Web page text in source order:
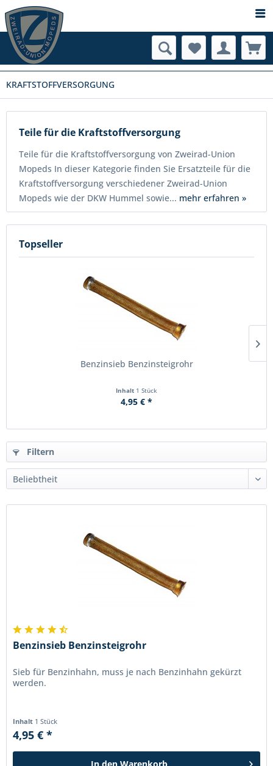
KRAFTSTOFFVERSORGUNG
Teile für die Kraftstoffversorgung
Teile für die Kraftstoffversorgung von Zweirad-Union
Mopeds In dieser Kategorie finden Sie Ersatzteile für die
Kraftstoffversorgung verschiedener Zweirad-Union
Mopeds wie der DKW Hummel sowie... mehr erfahren »
Topseller
Benzinsieb Benzinsteigrohr
Inhalt 1 Stück
4,95 € *
Filtern
Benzinsieb Benzinsteigrohr
Sieb für Benzinhahn, muss je nach Benzinhahn gekürzt
werden.
Inhalt 1 Stück
4,95 € *
In den Warenkorb